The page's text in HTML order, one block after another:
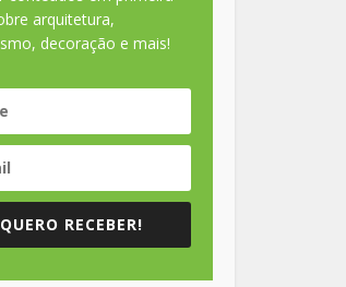
arquitetura,
decoração e mais!
QUERO RECEBER!